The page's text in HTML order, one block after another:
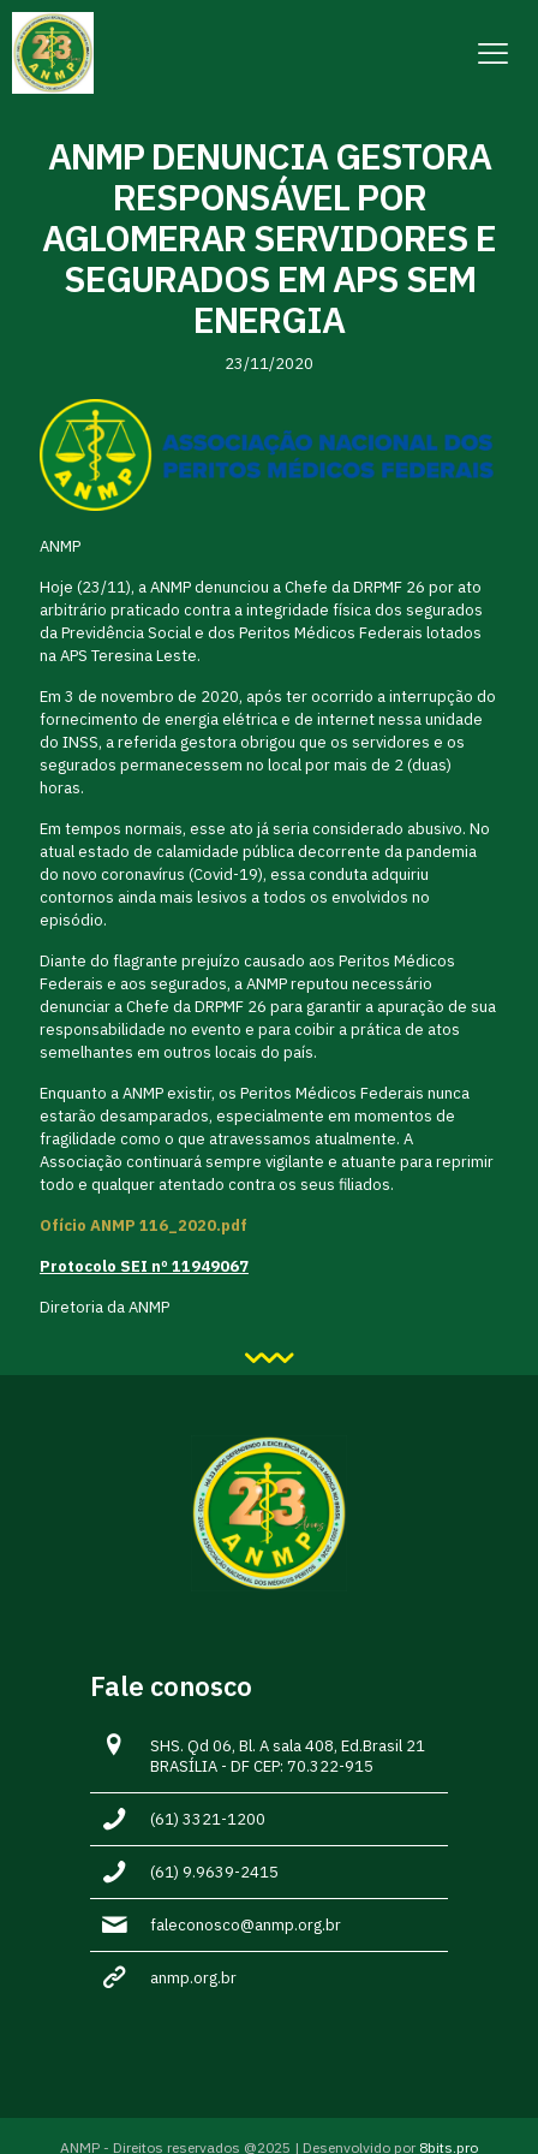
ANMP DENUNCIA GESTORA
RESPONSÁVEL POR
AGLOMERAR SERVIDORES E
SEGURADOS EM APS SEM
ENERGIA
23/11/2020
ANMP
Hoje (23/11), a ANMP denunciou a Chefe da DRPMF 26 por ato
arbitrário praticado contra a integridade física dos segurados
da Previdência Social e dos Peritos Médicos Federais lotados
na APS Teresina Leste.
Em 3 de novembro de 2020, após ter ocorrido a interrupção do
fornecimento de energia elétrica e de internet nessa unidade
do INSS, a referida gestora obrigou que os servidores e os
segurados permanecessem no local por mais de 2 (duas)
horas.
Em tempos normais, esse ato já seria considerado abusivo. No
atual estado de calamidade pública decorrente da pandemia
do novo coronavírus (Covid-19), essa conduta adquiriu
contornos ainda mais lesivos a todos os envolvidos no
episódio.
Diante do flagrante prejuízo causado aos Peritos Médicos
Federais e aos segurados, a ANMP reputou necessário
denunciar a Chefe da DRPMF 26 para garantir a apuração de sua
responsabilidade no evento e para coibir a prática de atos
semelhantes em outros locais do país.
Enquanto a ANMP existir, os Peritos Médicos Federais nunca
estarão desamparados, especialmente em momentos de
fragilidade como o que atravessamos atualmente. A
Associação continuará sempre vigilante e atuante para reprimir
todo e qualquer atentado contra os seus filiados.
Ofício ANMP 116_2020.pdf
Protocolo SEI nº 11949067
Diretoria da ANMP
Fale conosco
SHS. Qd 06, Bl. A sala 408, Ed.Brasil 21
BRASÍLIA - DF CEP: 70.322-915
(61) 3321-1200
(61) 9.9639-2415
faleconosco@anmp.org.br
anmp.org.br
ANMP - Direitos reservados @2025 | Desenvolvido por 8bits.pro